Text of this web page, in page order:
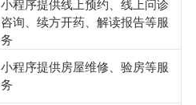
小程序提供线上预约、线上问诊
咨询、续方开药、解读报告等服
务
小程序提供房屋维修、验房等服
务